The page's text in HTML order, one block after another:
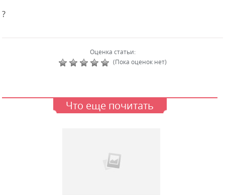
?
Оценка статьи:
(Пока оценок нет)
Что еще почитать